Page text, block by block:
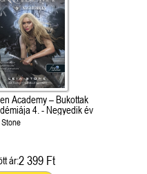
Academy – Bukottak
4. - Negyedik év
ár:2 399 Ft